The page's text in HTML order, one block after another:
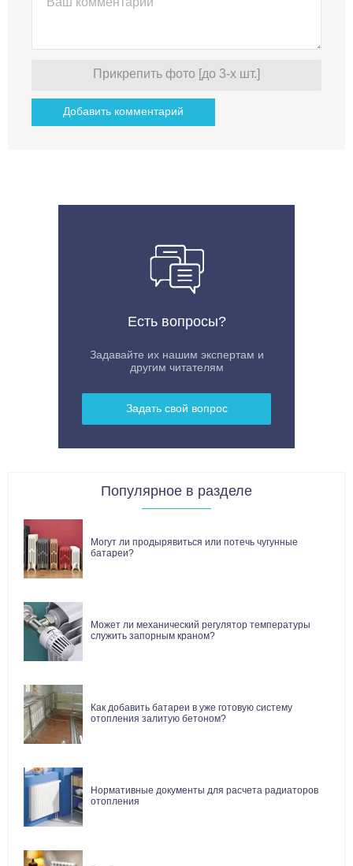
Прикрепить фото [до 3-х шт.]
Есть вопросы?
Задавайте их нашим экспертам и
другим читателям
Задать свой вопрос
Популярное в разделе
Могут ли продырявиться или потечь чугунные
батареи?
Может ли механический регулятор температуры
служить запорным краном?
Как добавить батареи в уже готовую систему
отопления залитую бетоном?
Нормативные документы для расчета радиаторов
отопления